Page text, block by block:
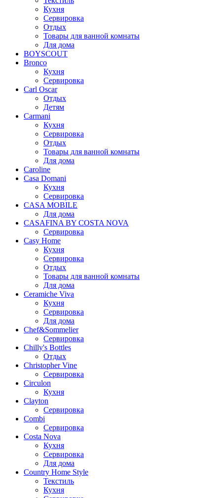
Кухня
Сервировка
Отдых
Товары для ванной комнаты
Для дома
BOYSCOUT
Bronco
Кухня
Сервировка
Carl Oscar
Отдых
Детям
Carmani
Кухня
Сервировка
Отдых
Товары для ванной комнаты
Для дома
Caroline
Casa Domani
Кухня
Сервировка
CASA MOBILE
Для дома
CASAFINA BY COSTA NOVA
Сервировка
Casy Home
Кухня
Сервировка
Отдых
Товары для ванной комнаты
Для дома
Ceramiche Viva
Кухня
Сервировка
Для дома
Chef&Sommelier
Сервировка
Chilly's Bottles
Отдых
Christopher Vine
Сервировка
Circulon
Кухня
Clayton
Сервировка
Combi
Сервировка
Costa Nova
Кухня
Сервировка
Для дома
Country Home Style
Текстиль
Кухня